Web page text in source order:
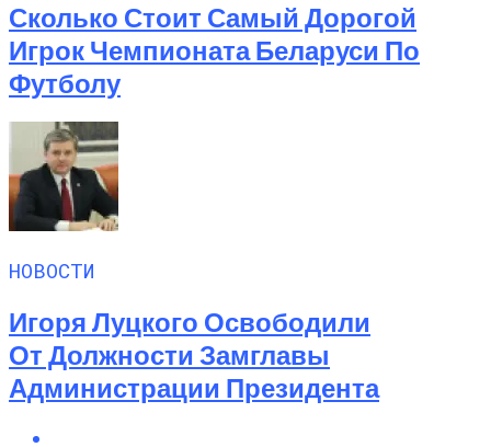
Сколько Стоит Самый Дорогой
Игрок Чемпионата Беларуси По
Футболу
НОВОСТИ
Игоря Луцкого Освободили
От Должности Замглавы
Администрации Президента